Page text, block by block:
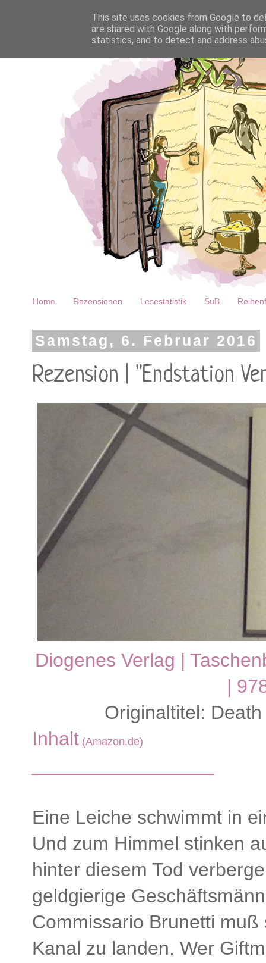
Home Rezensionen Lesestatistik SuB
Samstag, 6. Februar 2016
Rezension | "Endstation
Diogenes Verlag |
|
Originaltitel:
Inhalt (Amazon.de)
Eine Leiche schwimmt in
Und zum Himmel stinken
hinter diesem Tod
geldgierige
Commissario Brunetti
Kanal zu landen. Wer
This site uses cookies from Google to
are shared with Google along with
statistics, and to detect and address